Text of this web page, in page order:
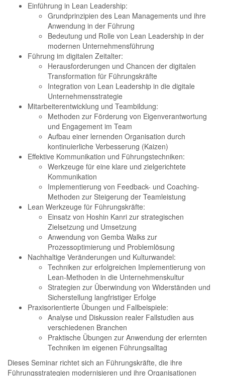
Einführung in Lean Leadership:
Grundprinzipien des Lean Managements und ihre
Anwendung in der Führung
Bedeutung und Rolle von Lean Leadership in der
modernen Unternehmensführung
Führung im digitalen Zeitalter:
Herausforderungen und Chancen der digitalen
Transformation für Führungskräfte
Integration von Lean Leadership in die digitale
Unternehmensstrategie
Mitarbeiterentwicklung und Teambildung:
Methoden zur Förderung von Eigenverantwortung
und Engagement im Team
Aufbau einer lernenden Organisation durch
kontinuierliche Verbesserung (Kaizen)
Effektive Kommunikation und Führungstechniken:
Werkzeuge für eine klare und zielgerichtete
Kommunikation
Implementierung von Feedback- und Coaching-
Methoden zur Steigerung der Teamleistung
Lean Werkzeuge für Führungskräfte:
Einsatz von Hoshin Kanri zur strategischen
Zielsetzung und Umsetzung
Anwendung von Gemba Walks zur
Prozessoptimierung und Problemlösung
Nachhaltige Veränderungen und Kulturwandel:
Techniken zur erfolgreichen Implementierung von
Lean-Methoden in die Unternehmenskultur
Strategien zur Überwindung von Widerständen und
Sicherstellung langfristiger Erfolge
Praxisorientierte Übungen und Fallbeispiele:
Analyse und Diskussion realer Fallstudien aus
verschiedenen Branchen
Praktische Übungen zur Anwendung der erlernten
Techniken im eigenen Führungsalltag
Dieses Seminar richtet sich an Führungskräfte, die ihre
Führungsstrategien modernisieren und ihre Organisationen